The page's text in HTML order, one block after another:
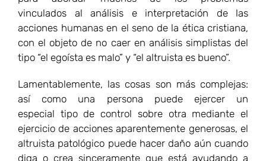
diga o crea sinceramente que está ayudando a
otra persona.
En cierta medida las investigaciones vinculadas al
altruismo patológico vienen a revestir de un marco
epistemológico contemporáneo un principio básico
muy presente en el pensamiento moral clásico. Me
refiero al principio de que las intenciones del
agente al actuar no son el criterio único y suficiente
para determinar la moralidad de la acción. Como ya
se sabe: “el camino al infierno está pavimentado de